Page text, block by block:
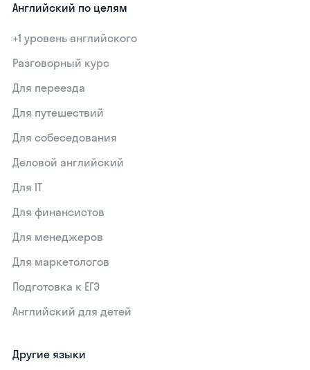
Английский по целям
+1 уровень английского
Разговорный курс
Для переезда
Для путешествий
Для собеседования
Деловой английский
Для IT
Для финансистов
Для менеджеров
Для маркетологов
Подготовка к ЕГЭ
Английский для детей
Другие языки